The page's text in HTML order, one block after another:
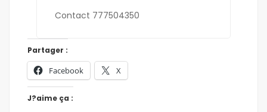
Contact 777504350
Partager :
Facebook X
J?aime ça :